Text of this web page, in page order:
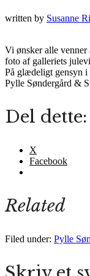
written by Susanne
Vi ønsker alle
foto af galleriets
På glædeligt gensyn i
Pylle Søndergård &
Del dette:
X
Facebook
Related
Filed under: Pylle